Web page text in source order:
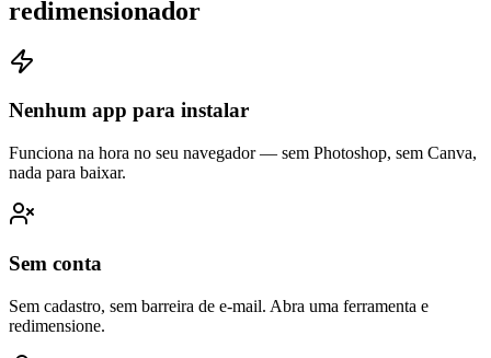
redimensionador
Nenhum app para instalar
Funciona na hora no seu navegador — sem Photoshop, sem Canva,
nada para baixar.
Sem conta
Sem cadastro, sem barreira de e-mail. Abra uma ferramenta e
redimensione.